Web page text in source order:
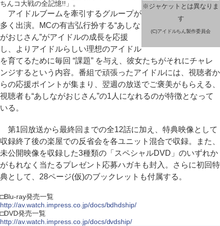
※ジャケットとは異なりま
す
(C)アイドルちん製作委員会
ちんコ大戦の全記憶!!」。
アイドルブームを牽引するグループが
多く出演。MCの有吉弘行扮する“あしな
がおじさん”がアイドルの成長を応援
し、よりアイドルらしい理想のアイドル
を育てるために毎回 “課題” を与え、彼女たちがそれにチャレ
ンジするという内容。番組で頑張ったアイドルには、視聴者か
らの応援ポイントが集まり、翌週の放送でご褒美がもらえる、
視聴者も“あしながおじさん”の1人になれるのが特徴となって
いる。
第1回放送から最終回までの全12話に加え、特典映像として
収録終了後の楽屋での反省会を各ユニット混合で収録。また、
未公開映像を収録した3種類の「スペシャルDVD」のいずれか
がもれなく当たるプレゼント応募ハガキも封入。さらに初回特
典として、28ページ(仮)のブックレットも付属する。
□Blu-ray発売一覧
http://av.watch.impress.co.jp/docs/bdhdship/
□DVD発売一覧
http://av.watch.impress.co.jp/docs/dvdship/